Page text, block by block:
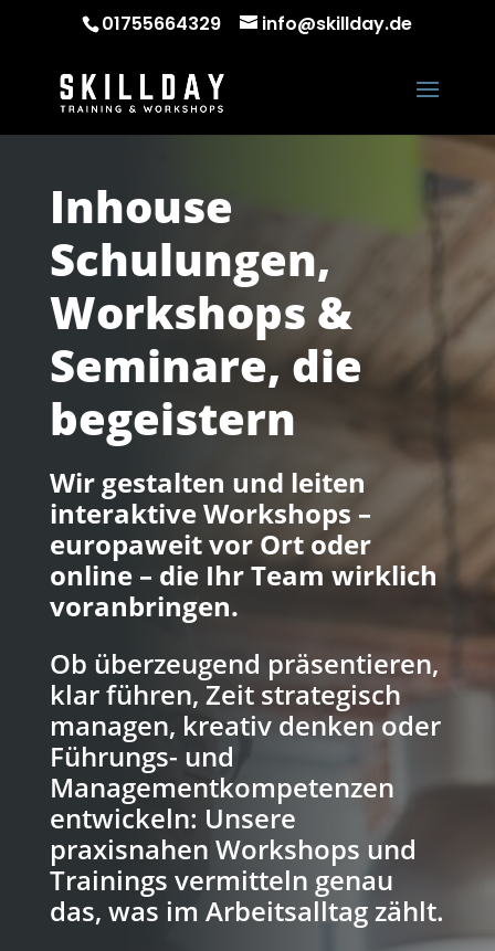
01755664329 info@skillday.de
Inhouse
Schulungen,
Workshops &
Seminare, die
begeistern
Wir gestalten und leiten
interaktive Workshops –
europaweit vor Ort oder
online – die Ihr Team wirklich
voranbringen.
Ob überzeugend präsentieren,
klar führen, Zeit strategisch
managen, kreativ denken oder
Führungs- und
Managementkompetenzen
entwickeln: Unsere
praxisnahen Workshops und
Trainings vermitteln genau
das, was im Arbeitsalltag zählt.